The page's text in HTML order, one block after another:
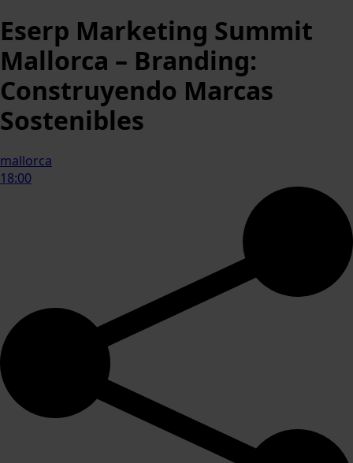
Eserp Marketing Summit
Mallorca – Branding:
Construyendo Marcas
Sostenibles
mallorca
18:00